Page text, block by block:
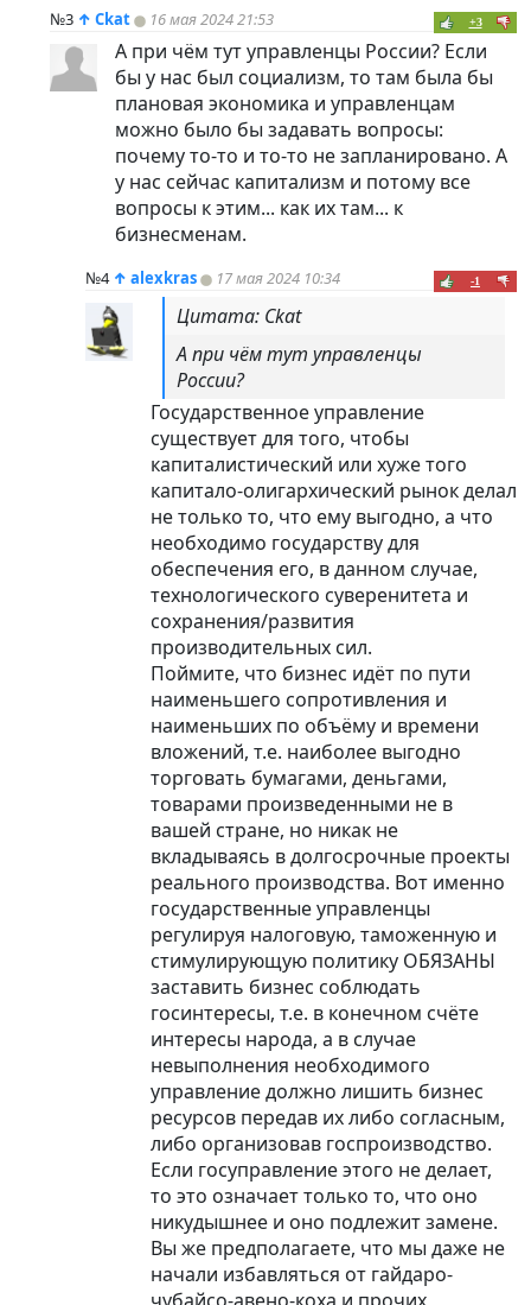
№3 ↑ Ckat 16 мая 2024 21:53 +3
А при чём тут управленцы России? Если
бы у нас был социализм, то там была бы
плановая экономика и управленцам
можно было бы задавать вопросы:
почему то-то и то-то не запланировано. А
у нас сейчас капитализм и потому все
вопросы к этим... как их там... к
бизнесменам.
№4 ↑ alexkras 17 мая 2024 10:34 -1
Цитата: Ckat
А при чём тут управленцы
России?
Государственное управление
существует для того, чтобы
капиталистический или хуже того
капитало-олигархический рынок делал
не только то, что ему выгодно, а что
необходимо государству для
обеспечения его, в данном случае,
технологического суверенитета и
сохранения/развития
производительных сил.
Поймите, что бизнес идёт по пути
наименьшего сопротивления и
наименьших по объёму и времени
вложений, т.е. наиболее выгодно
торговать бумагами, деньгами,
товарами произведенными не в
вашей стране, но никак не
вкладываясь в долгосрочные проекты
реального производства. Вот именно
государственные управленцы
регулируя налоговую, таможенную и
стимулирующую политику ОБЯЗАНЫ
заставить бизнес соблюдать
госинтересы, т.е. в конечном счёте
интересы народа, а в случае
невыполнения необходимого
управление должно лишить бизнес
ресурсов передав их либо согласным,
либо организовав госпроизводство.
Если госуправление этого не делает,
то это означает только то, что оно
никудышнее и оно подлежит замене.
Вы же предполагаете, что мы даже не
начали избавляться от гайдаро-